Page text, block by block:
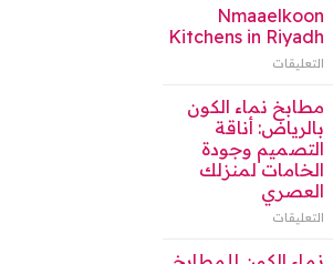
السعودي
التي
تصل
إلى
مغلقة
الوطنى
السعودى
|
مطابخ
الكون
|
الرياض
مغلقة
Nmaaelkoon
Kitchens in Riyadh
التعليقات
Kitchens
Riyadh
مغلقة
مطابخ نماء الكون
بالرياض: أناقة
التصميم وجودة
الخامات لمنزلك
العصري
التعليقات
نماء